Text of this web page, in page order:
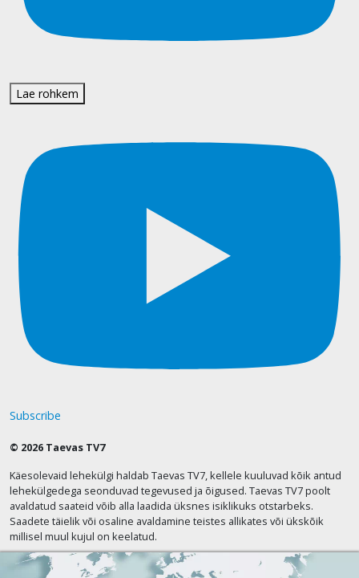
Lae rohkem
Subscribe
© 2026 Taevas TV7
Käesolevaid lehekülgi haldab Taevas TV7, kellele kuuluvad kõik antud
lehekülgedega seonduvad tegevused ja õigused. Taevas TV7 poolt
avaldatud saateid võib alla laadida üksnes isiklikuks otstarbeks.
Saadete täielik või osaline avaldamine teistes allikates või ükskõik
millisel muul kujul on keelatud.